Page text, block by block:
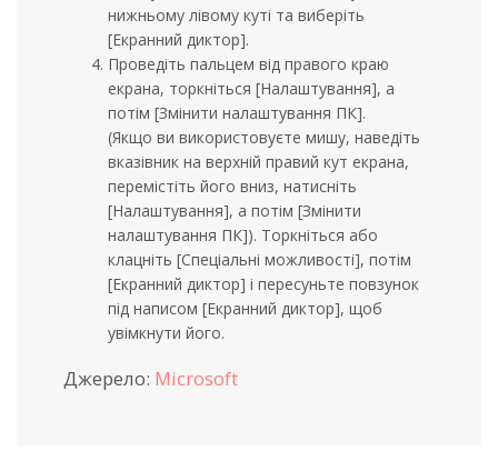
нижньому лівому куті та виберіть
[Екранний диктор].
Проведіть пальцем від правого краю
екрана, торкніться [Налаштування], а
потім [Змінити налаштування ПК].
(Якщо ви використовуєте мишу, наведіть
вказівник на верхній правий кут екрана,
перемістіть його вниз, натисніть
[Налаштування], а потім [Змінити
налаштування ПК]). Торкніться або
клацніть [Спеціальні можливості], потім
[Екранний диктор] і пересуньте повзунок
під написом [Екранний диктор], щоб
увімкнути його.
Джерело: Microsoft